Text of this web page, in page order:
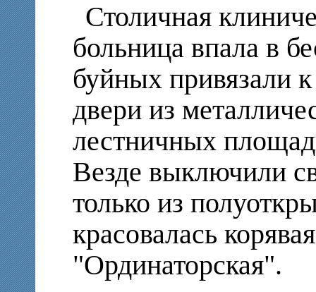
Столичная
больница впала в
буйных привязали
двери из
лестничных
Везде выключили
только из
красовалась
"Ординаторская".